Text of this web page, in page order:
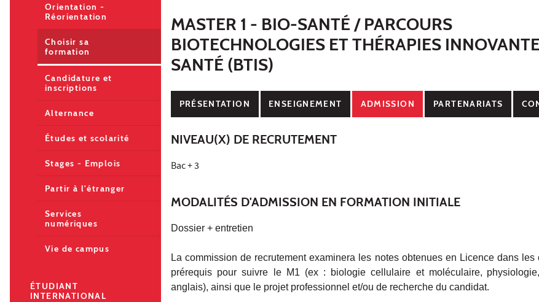
MASTER 1 - BIO-SANTÉ / PARCOURS
BIOTECHNOLOGIES ET THÉRAPIES
SANTÉ (BTIS)
PRÉSENTATION ENSEIGNEMENT ADMISSION PARTENARIATS
NIVEAU(X) DE RECRUTEMENT
Bac + 3
MODALITÉS D'ADMISSION EN FORMATION INITIALE
Dossier + entretien
La commission de recrutement examinera les notes obtenues en Licence dans les
prérequis pour suivre le M1 (ex : biologie cellulaire et moléculaire,
anglais), ainsi que le projet professionnel et/ou de recherche du candidat.
Orientation -
Réorientation
Choisir sa
formation
Candidature et
inscriptions
Alternance
Études et scolarité
Stages - Emplois
Partir à l'étranger
Services
numériques
Vie de campus
ÉTUDIANT
INTERNATIONAL